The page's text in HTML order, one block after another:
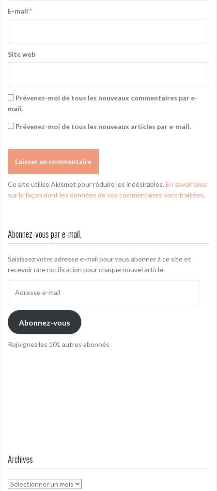
E-mail *
Site web
Prévenez-moi de tous les nouveaux commentaires par e-
mail.
Prévenez-moi de tous les nouveaux articles par e-mail.
Ce site utilise Akismet pour réduire les indésirables. En savoir plus
sur la façon dont les données de vos commentaires sont traitées.
Abonnez-vous par e-mail.
Saisissez votre adresse e-mail pour vous abonner à ce site et
recevoir une notification pour chaque nouvel article.
mail
Abonnez-vous
Rejoignez les 101 autres abonnés
Archives
Archives